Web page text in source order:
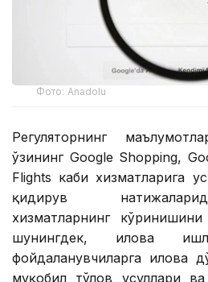
Фото: Аnadolu
Регуляторнинг
ўзининг Google Shopping,
Flights каби хизматларига
қидирув
хизматларнинг
шунингдек, илова
фойдаланувчиларга илова
муқобил тўлов усуллари